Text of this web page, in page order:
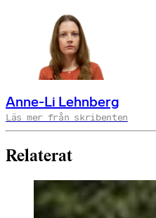
Anne-Li Lehnberg
Läs mer från skribenten
Relaterat